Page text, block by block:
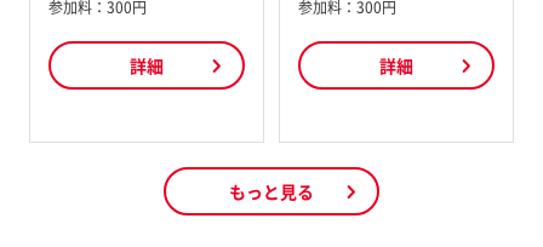
参加料： 300円
詳細
参加料： 300円
詳細
もっと見る